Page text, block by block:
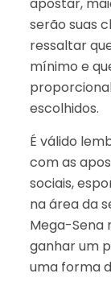
serão suas
ressaltar
mínimo e
escolhidos.
É válido
com as
sociais,
na área da
Mega-Sena
ganhar um
uma forma